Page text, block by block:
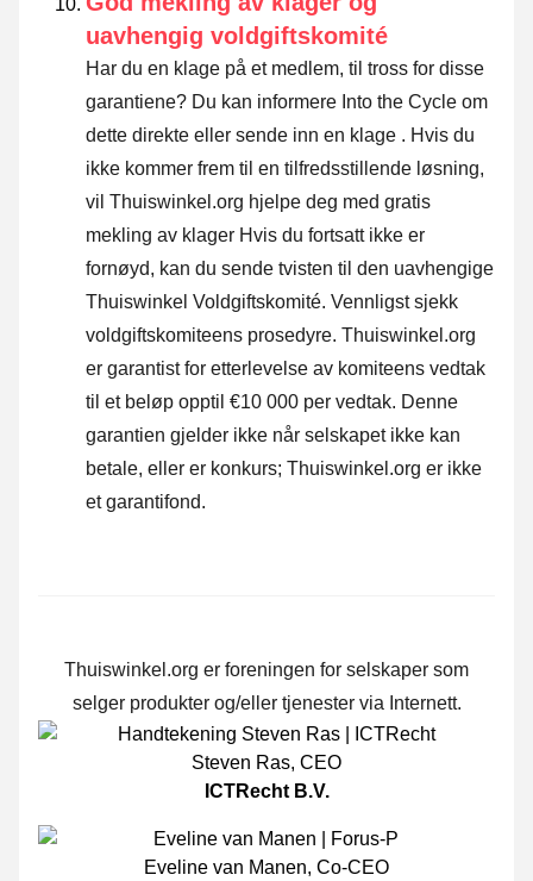
uavhengig voldgiftskomité
Har du en klage på et medlem, til tross for disse
garantiene? Du kan informere Into the Cycle om
dette direkte eller sende inn en klage . Hvis du
ikke kommer frem til en tilfredsstillende løsning,
vil Thuiswinkel.org hjelpe deg med gratis
mekling av klager Hvis du fortsatt ikke er
fornøyd, kan du sende tvisten til den uavhengige
Thuiswinkel Voldgiftskomité. Vennligst sjekk
voldgiftskomiteens prosedyre. Thuiswinkel.org
er garantist for etterlevelse av komiteens vedtak
til et beløp opptil €10 000 per vedtak. Denne
garantien gjelder ikke når selskapet ikke kan
betale, eller er konkurs; Thuiswinkel.org er ikke
et garantifond.
Thuiswinkel.org er foreningen for selskaper som
selger produkter og/eller tjenester via Internett.
Steven Ras, CEO
ICTRecht B.V.
Eveline van Manen, Co-CEO